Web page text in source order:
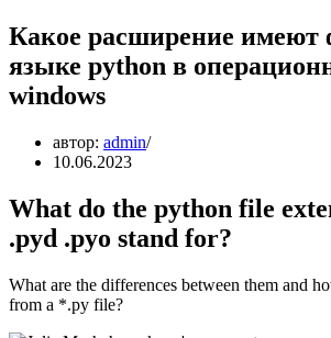
Какое расширение имеют
языке python в
windows
автор: admin
10.06.2023
What do the python file
.pyd .pyo stand for?
What are the differences between them and
from a *.py file?